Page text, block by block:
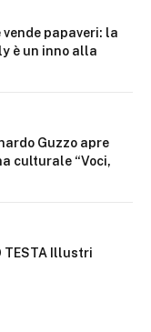
papaveri: la
è un inno alla
Guzzo apre
culturale “Voci,
TESTA Illustri